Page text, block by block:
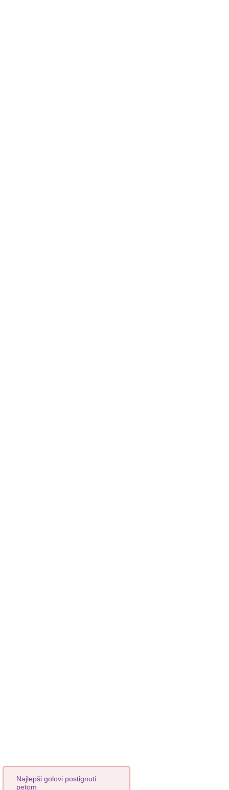
Najlepši golovi postignuti
petom